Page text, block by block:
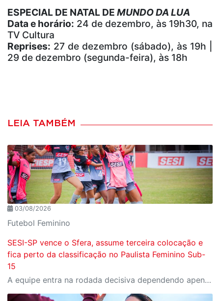
ESPECIAL DE NATAL DE MUNDO DA LUA
Data e horário: 24 de dezembro, às 19h30, na
TV Cultura
Reprises: 27 de dezembro (sábado), às 19h |
29 de dezembro (segunda-feira), às 18h
LEIA TAMBÉM
03/08/2026
Futebol Feminino
SESI-SP vence o Sfera, assume terceira colocação e
fica perto da classificação no Paulista Feminino Sub-
15
A equipe entra na rodada decisiva dependendo apenas de seus próprios resultados para avançar ao mata-mata